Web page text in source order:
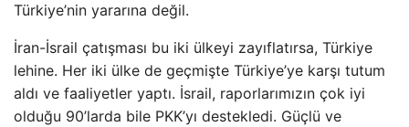
Türkiye’nin yararına değil.
İran-İsrail çatışması bu iki ülkeyi zayıflatırsa, Türkiye
lehine. Her iki ülke de geçmişte Türkiye’ye karşı tutum
aldı ve faaliyetler yaptı. İsrail, raporlarımızın çok iyi
olduğu 90’larda bile PKK’yı destekledi. Güçlü ve